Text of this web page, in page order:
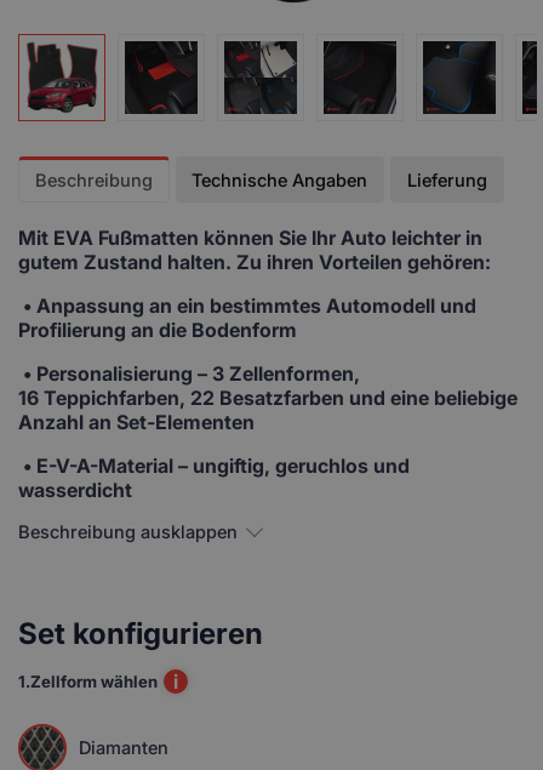
Beschreibung Technische Angaben Lieferung
Mit EVA Fußmatten können Sie Ihr Auto leichter in
gutem Zustand halten. Zu ihren Vorteilen gehören:
• Anpassung an ein bestimmtes Automodell und
Profilierung an die Bodenform
• Personalisierung – 3 Zellenformen,
16 Teppichfarben, 22 Besatzfarben und eine beliebige
Anzahl an Set-Elementen
• E-V-A-Material – ungiftig, geruchlos und
wasserdicht
Beschreibung ausklappen
Set konfigurieren
1.Zellform wählen i
Diamanten